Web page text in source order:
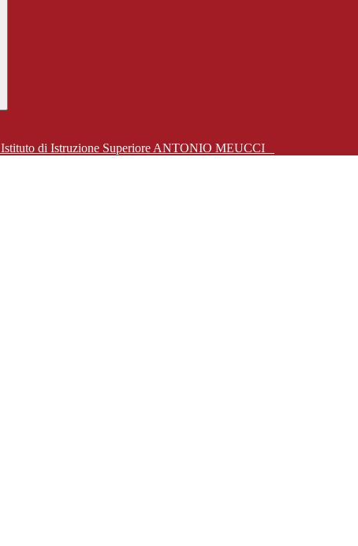
Istituto di Istruzione Superiore ANTONIO MEUCCI